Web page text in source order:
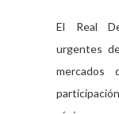
El Real
urgentes
mercados